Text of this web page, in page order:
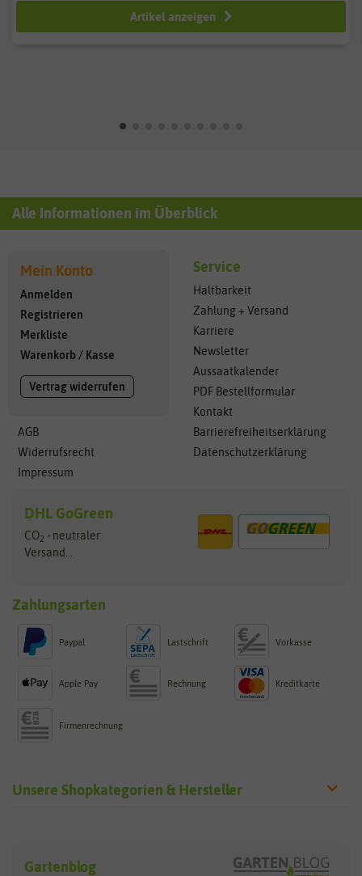
Artikel anzeigen
Alle Informationen im Überblick
Mein Konto
Anmelden
Registrieren
Merkliste
Warenkorb / Kasse
Vertrag widerrufen
AGB
Widerrufsrecht
Impressum
Service
Haltbarkeit
Zahlung + Versand
Karriere
Newsletter
Aussaatkalender
PDF Bestellformular
Kontakt
Barrierefreiheitserklärung
Datenschutzerklärung
DHL GoGreen
CO2 - neutraler
Versand...
Zahlungsarten
Paypal Lastschrift Vorkasse
Apple Pay Rechnung Kreditkarte
Firmenrechnung
Unsere Shopkategorien & Hersteller
Exotische Samen
Gartenblog